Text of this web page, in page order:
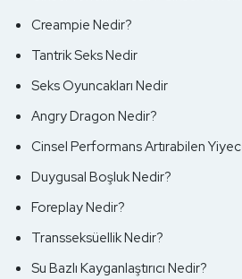
Creampie Nedir?
Tantrik Seks Nedir
Seks Oyuncakları Nedir
Angry Dragon Nedir?
Cinsel Performans Artırabilen
Duygusal Boşluk Nedir?
Foreplay Nedir?
Transseksüellik Nedir?
Su Bazlı Kayganlaştırıcı Nedir?